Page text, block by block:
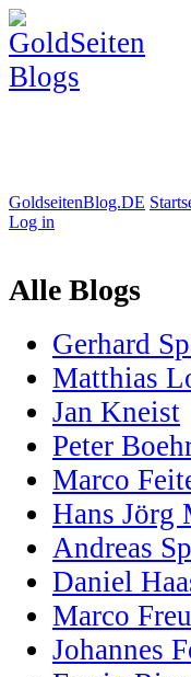
GoldseitenBlog.DE
Log in
Alle Blogs
Gerhard
Matthias
Jan Kneist
Peter
Marco
Hans Jörg
Andreas
Daniel
Marco
Johannes